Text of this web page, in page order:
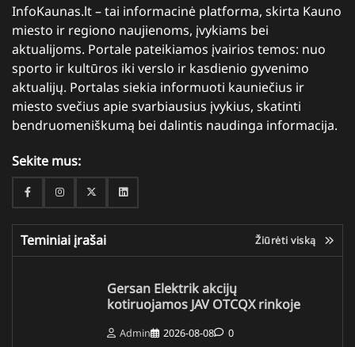
InfoKaunas.lt – tai informacinė platforma, skirta Kauno
miesto ir regiono naujienoms, įvykiams bei
aktualijoms. Portale pateikiamos įvairios temos: nuo
sporto ir kultūros iki verslo ir kasdienio gyvenimo
aktualijų. Portalas siekia informuoti kauniečius ir
miesto svečius apie svarbiausius įvykius, skatinti
bendruomeniškumą bei dalintis naudinga informacija.
Sekite mus:
FacebookInstagramTwitterLinkedin
Teminiai įrašai Žiūrėti viską
Gersan Elektrik akcijų
kotiruojamos JAV OTCQX rinkoje
Admin 2026-08-08 0